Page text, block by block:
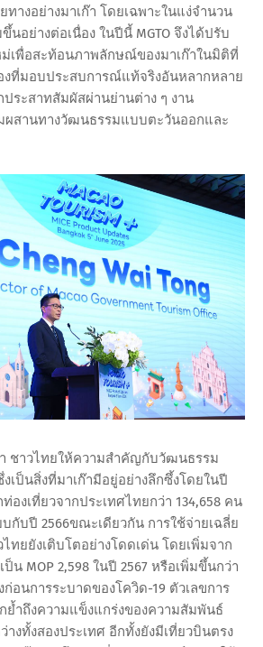
างอย่างมาเก๊า โดยเฉพาะในแง่จำนวน
นอย่างต่อเนื่อง ในปีนี้ MGTO จึงได้ปรับ
ม่เพื่อสะท้อนภาพลักษณ์ของมาเก๊าในมิติที่
งที่มอบประสบการณ์แท้จริงอันหลากหลาย
ระสาทสัมผัสผ่านย่านต่าง ๆ งาน
สานทางวัฒนธรรมแบบตะวันออกและ
า ชาวไทยให้ความสำคัญกับวัฒนธรรม
งเป็นสิ่งที่มาเก๊ามีอยู่อย่างลึกซึ้งโดยในปี
องเที่ยวจากประเทศไทยกว่า 134,658 คน
บกับปี 2566ขณะเดียวกัน การใช้จ่ายเฉลี่ย
ทยยังเติบโตอย่างโดดเด่น โดยเพิ่มจาก
เป็น MOP 2,598 ในปี 2567 หรือเพิ่มขึ้นกว่า
ก่อนการระบาดของโควิด-19 ตัวเลขการ
ย้ำถึงความแข็งแกร่งของความสัมพันธ์
างทั้งสองประเทศ อีกทั้งยังมีเที่ยวบินตรง